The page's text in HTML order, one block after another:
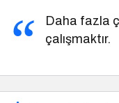
Daha fazla
çalışmaktır.